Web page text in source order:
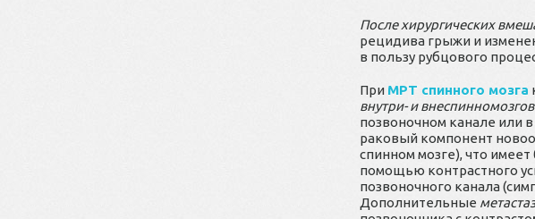
После хирургических
рецидива грыжи и
в пользу рубцового
При МРТ спинного мозга
внутри- и
позвоночном канале или
раковый компонент
спинном мозге), что
помощью контрастного
позвоночного канала
Дополнительные